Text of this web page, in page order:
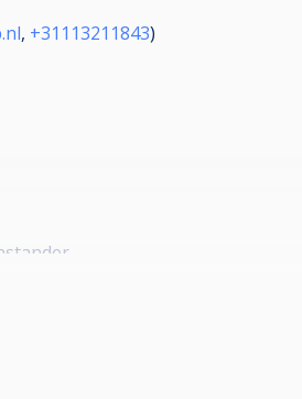
, +31113211843)
voor de betere speler om te